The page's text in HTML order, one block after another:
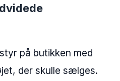
på butikken med
der skulle sælges.